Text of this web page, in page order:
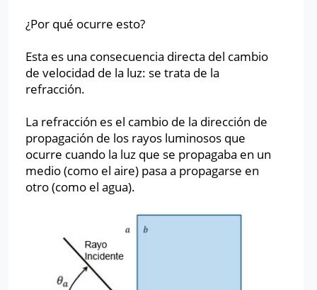
¿Por qué ocurre esto?
Esta es una consecuencia directa del cambio
de velocidad de la luz: se trata de la
refracción.
La refracción es el cambio de la dirección de
propagación de los rayos luminosos que
ocurre cuando la luz que se propagaba en un
medio (como el aire) pasa a propagarse en
otro (como el agua).